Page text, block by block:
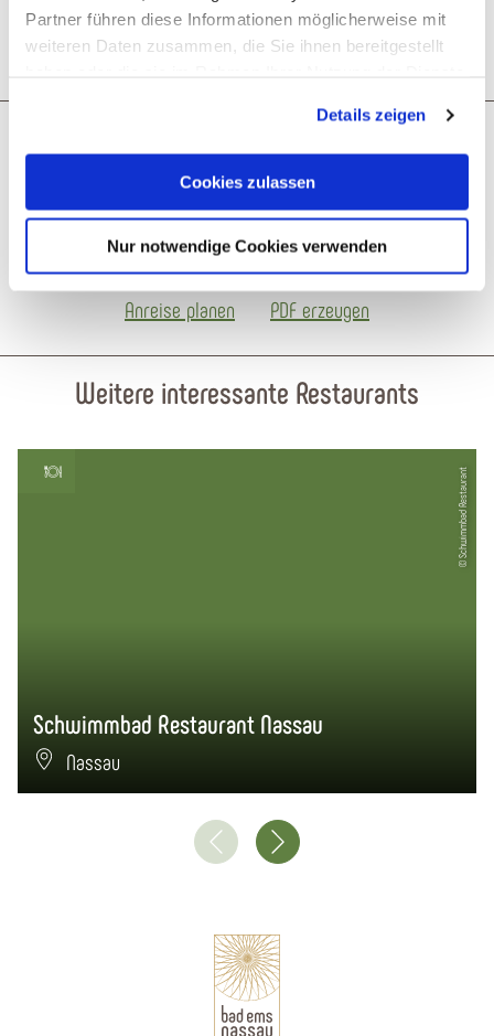
Partner führen diese Informationen möglicherweise mit
weiteren Daten zusammen, die Sie ihnen bereitgestellt
Cookies, wenn Sie unsere Webseite weiterhin nutzen.
Details zeigen
Cookies zulassen
Nur notwendige Cookies verwenden
Ruhetage
Was möchtest du als nächstes tun?
Anreise planen PDF erzeugen
Weitere interessante Restaurants
© Schwimmbad Restaurant
Schwimmbad Restaurant Nassau
Nassau